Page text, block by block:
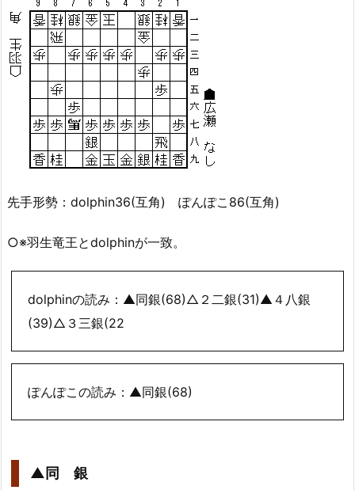
先手形勢：dolphin36(互角) ぽんぽこ86(互角)
○※羽生竜王とdolphinが一致。
dolphinの読み：▲同銀(68)△２二銀(31)▲４八銀
(39)△３三銀(22
ぽんぽこの読み：▲同銀(68)
▲同 銀